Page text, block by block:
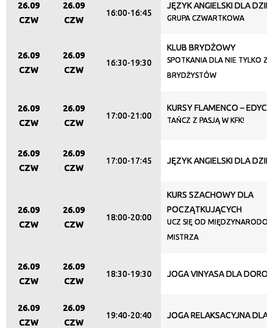
26.09
CZW
26.09
CZW
16:00-16:45
JĘZYK ANGIELSKI DLA
GRUPA CZWARTKOWA
26.09
CZW
26.09
CZW
16:30-19:30
KLUB BRYDŻOWY
SPOTKANIA DLA NIE TYLKO
BRYDŻYSTÓW
26.09
CZW
26.09
CZW
17:00-21:00
KURSY FLAMENCO –
TAŃCZ Z PASJĄ W KFK!
26.09
CZW
26.09
CZW
17:00-17:45 JĘZYK ANGIELSKI DLA
26.09
CZW
26.09
CZW
18:00-20:00
KURS SZACHOWY DLA
POCZĄTKUJĄCYCH
UCZ SIĘ OD
MISTRZA
26.09
CZW
26.09
CZW
18:30-19:30 JOGA VINYASA DLA
26.09
CZW
26.09
CZW
19:40-20:40 JOGA RELAKSACYJNA DLA